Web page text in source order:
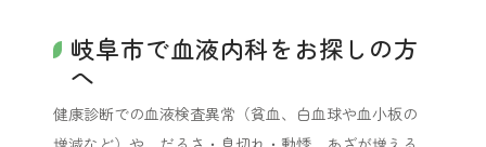
岐阜市で血液内科をお探しの方
へ
健康診断での血液検査異常（貧血、白血球や血小板の